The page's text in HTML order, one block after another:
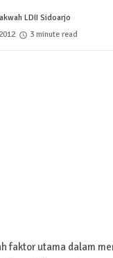
LDII Sidoarjo
3 minute read
faktor utama dalam